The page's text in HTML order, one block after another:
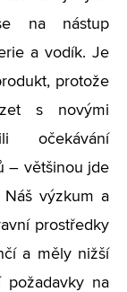
na nástup
a vodík. Je
protože
s novými
očekávání
– většinou jde
výzkum a
prostředky
a měly nižší
požadavky na